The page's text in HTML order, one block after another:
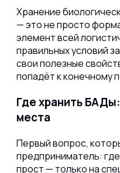
Хранение
— это не просто
элемент всей
правильных условий
свои полезные
попадёт к конечному
Где хранить
места
Первый вопрос,
предприниматель:
прост — только на